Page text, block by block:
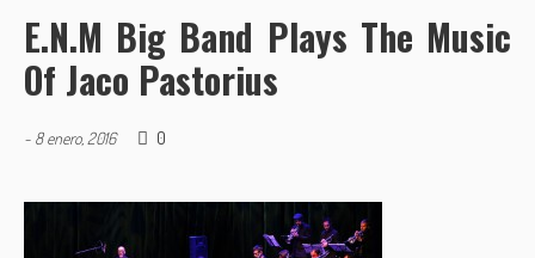
E.N.M Big Band Plays The Music
Of Jaco Pastorius
- 8 enero, 2016 0